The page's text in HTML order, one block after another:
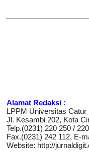
Alamat Redaksi :
LPPM Universitas
Jl. Kesambi 202, Kota
Telp.(0231) 220 250 /
Fax.(0231) 242 112, E-
Website: http://